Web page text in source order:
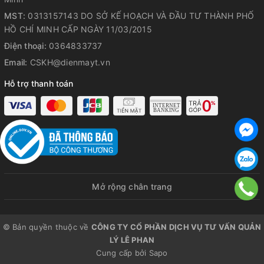
MST: 0313157143 DO SỞ KẾ HOẠCH VÀ ĐẦU TƯ THÀNH PHỐ
HỒ CHÍ MINH CẤP NGÀY 11/03/2015
Điện thoại: 0364833737
Email: CSKH@dienmayt.vn
Hỗ trợ thanh toán
Mở rộng chân trang
© Bản quyền thuộc về CÔNG TY CỔ PHẦN DỊCH VỤ TƯ VẤN QUẢN
LÝ LÊ PHAN
Cung cấp bởi Sapo